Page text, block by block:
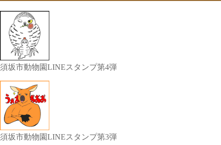
須坂市動物園LINEスタンプ第4弾
須坂市動物園LINEスタンプ第3弾